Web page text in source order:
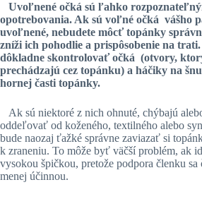
Uvoľnené očká sú ľahko
opotrebovania. Ak sú voľné očká vášho
uvoľnené, nebudete môcť topánky
zníži ich pohodlie a prispôsobenie na trati.
dôkladne skontrolovaťočká (otvory,
prechádzajú cez topánku) a háčiky na
hornej časti topánky.
Ak sú niektoré z nich ohnuté, chýbajú
oddeľovať od koženého, textilného alebo
bude naozaj ťažké správne zaviazať si
k zraneniu. To môže byť väčší problém, ak
vysokou špičkou, pretože podpora členku sa
menej účinnou.